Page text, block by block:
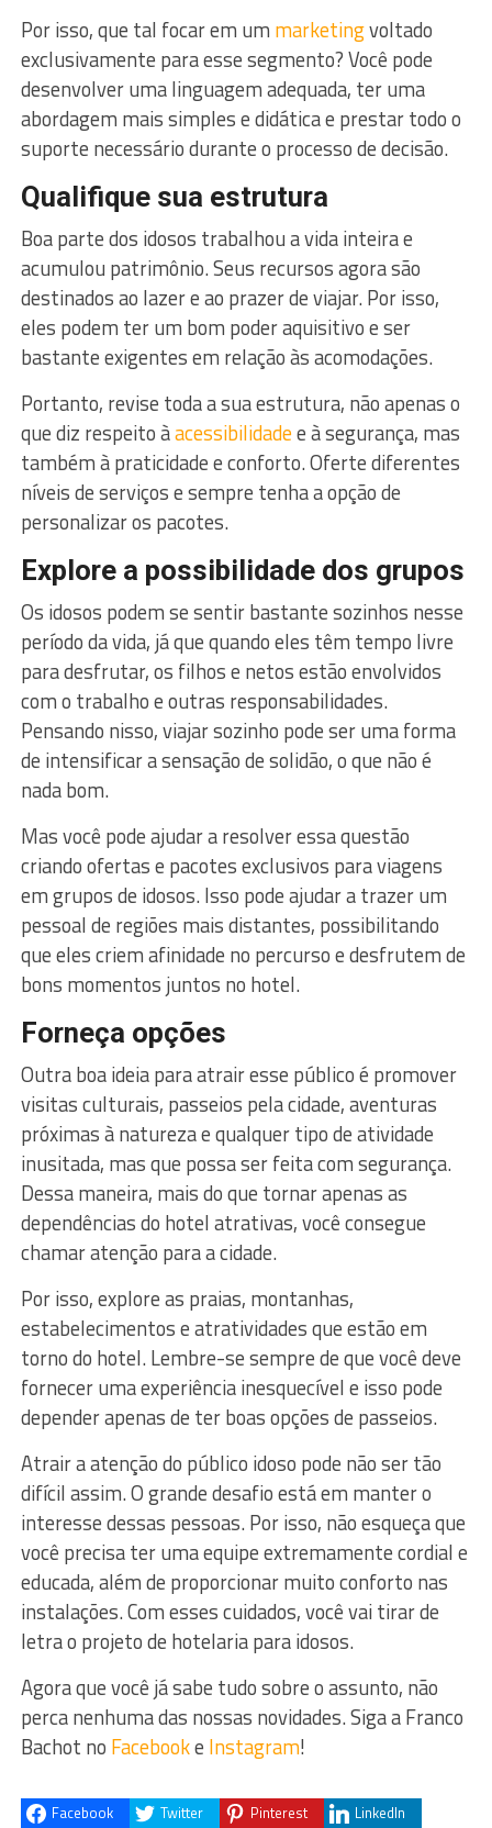
Por isso, que tal focar em um marketingvoltado
exclusivamente para esse segmento? Você pode
desenvolver uma linguagem adequada, ter uma
abordagem mais simples e didática e prestar todo o
suporte necessário durante o processo de decisão.
Qualifique sua estrutura
Boa parte dos idosos trabalhou a vida inteira e
acumulou patrimônio. Seus recursos agora são
destinados ao lazer e ao prazer de viajar. Por isso,
eles podem ter um bom poder aquisitivo e ser
bastante exigentes em relação às acomodações.
Portanto, revise toda a sua estrutura, não apenas o
que diz respeito àacessibilidadee à segurança, mas
também à praticidade e conforto. Oferte diferentes
níveis de serviços e sempre tenha a opção de
personalizar os pacotes.
Explore a possibilidade dos grupos
Os idosos podem se sentir bastante sozinhos nesse
período da vida, já que quando eles têm tempo livre
para desfrutar, os filhos e netos estão envolvidos
com o trabalho e outras responsabilidades.
Pensando nisso, viajar sozinho pode ser uma forma
de intensificar a sensação de solidão, o que não é
nada bom.
Mas você pode ajudar a resolver essa questão
criando ofertas e pacotes exclusivos para viagens
em grupos de idosos. Isso pode ajudar a trazer um
pessoal de regiões mais distantes, possibilitando
que eles criem afinidade no percurso e desfrutem de
bons momentos juntos no hotel.
Forneça opções
Outra boa ideia para atrair esse público é promover
visitas culturais, passeios pela cidade, aventuras
próximas à natureza e qualquer tipo de atividade
inusitada, mas que possa ser feita com segurança.
Dessa maneira, mais do que tornar apenas as
dependências do hotel atrativas, você consegue
chamar atenção para a cidade.
Por isso, explore as praias, montanhas,
estabelecimentos e atratividades que estão em
torno do hotel. Lembre-se sempre de que você deve
fornecer uma experiência inesquecível e isso pode
depender apenas de ter boas opções de passeios.
Atrair a atenção do público idoso pode não ser tão
difícil assim. O grande desafio está em manter o
interesse dessas pessoas. Por isso, não esqueça que
você precisa ter uma equipe extremamente cordial e
educada, além de proporcionar muito conforto nas
instalações. Com esses cuidados, você vai tirar de
letra o projeto de hotelaria para idosos.
Agora que você já sabe tudo sobre o assunto, não
perca nenhuma das nossas novidades. Siga a Franco
Bachot no Facebooke Instagram!
Facebook Twitter Pinterest LinkedIn